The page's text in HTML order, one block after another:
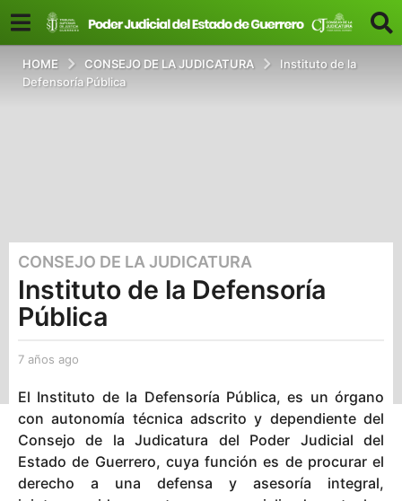
HOME CONSEJO DE LA JUDICATURA
Instituto de la
Defensoría Pública
7
a
ñ
o
g
o
7
a
ñ
CONSEJO DE LA JUDICATURA
Instituto de la Defensoría
Pública
7 años ago
ñ
s
g
El Instituto de la Defensoría Pública, es un órgano
con autonomía técnica adscrito y dependiente del
Consejo de la Judicatura del Poder Judicial del
Estado de Guerrero, cuya función es de procurar el
derecho a una defensa y asesoría integral,